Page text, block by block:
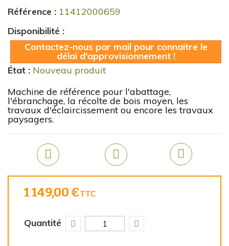
Référence : 11412000659
Disponibilité :
Contactez-nous par mail pour connaitre le
délai d'approvisionnement !
État : Nouveau produit
Machine de référence pour l'abattage,
l'ébranchage, la récolte de bois moyen, les
travaux d'éclaircissement ou encore les travaux
paysagers.
1 149,00 €TTC
Quantité